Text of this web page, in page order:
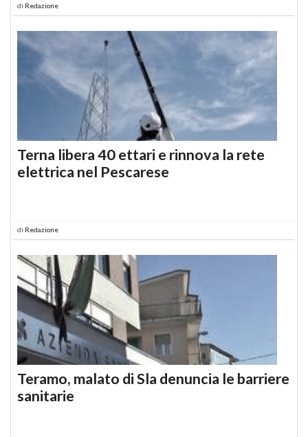
di Redazione
Terna libera 40 ettari e rinnova la rete
elettrica nel Pescarese
di Redazione
Teramo, malato di Sla denuncia le barriere
sanitarie